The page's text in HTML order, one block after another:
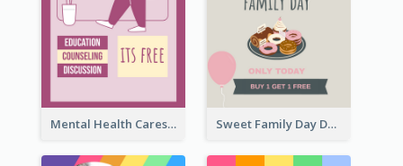
Mental Health Caresses Instagram Story Sweet Family Day Dessert Offer Instagram Story